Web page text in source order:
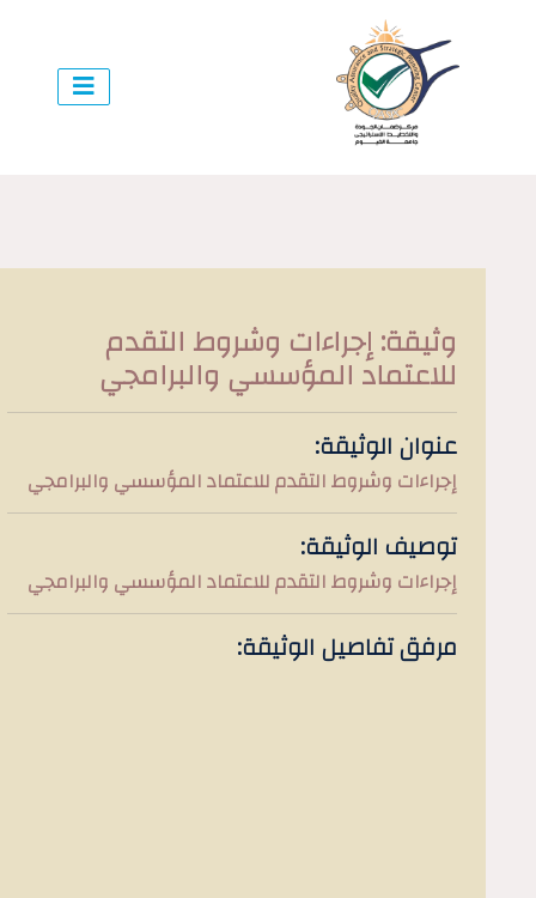
وثيقة: إجراءات وشروط التقدم
للاعتماد المؤسسي والبرامجي
عنوان الوثيقة:
إجراءات وشروط التقدم للاعتماد المؤسسي والبرامجي
توصيف الوثيقة:
إجراءات وشروط التقدم للاعتماد المؤسسي والبرامجي
مرفق تفاصيل الوثيقة: